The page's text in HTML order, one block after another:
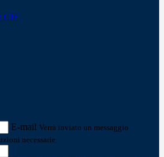
CIE
E-mail Verrà inviato un messaggio
necessarie.